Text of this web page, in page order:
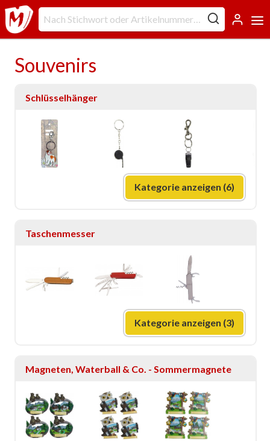
Souvenirs
Schlüsselhänger
Kategorie anzeigen (6)
Taschenmesser
Kategorie anzeigen (3)
Magneten, Waterball & Co. - Sommermagnete